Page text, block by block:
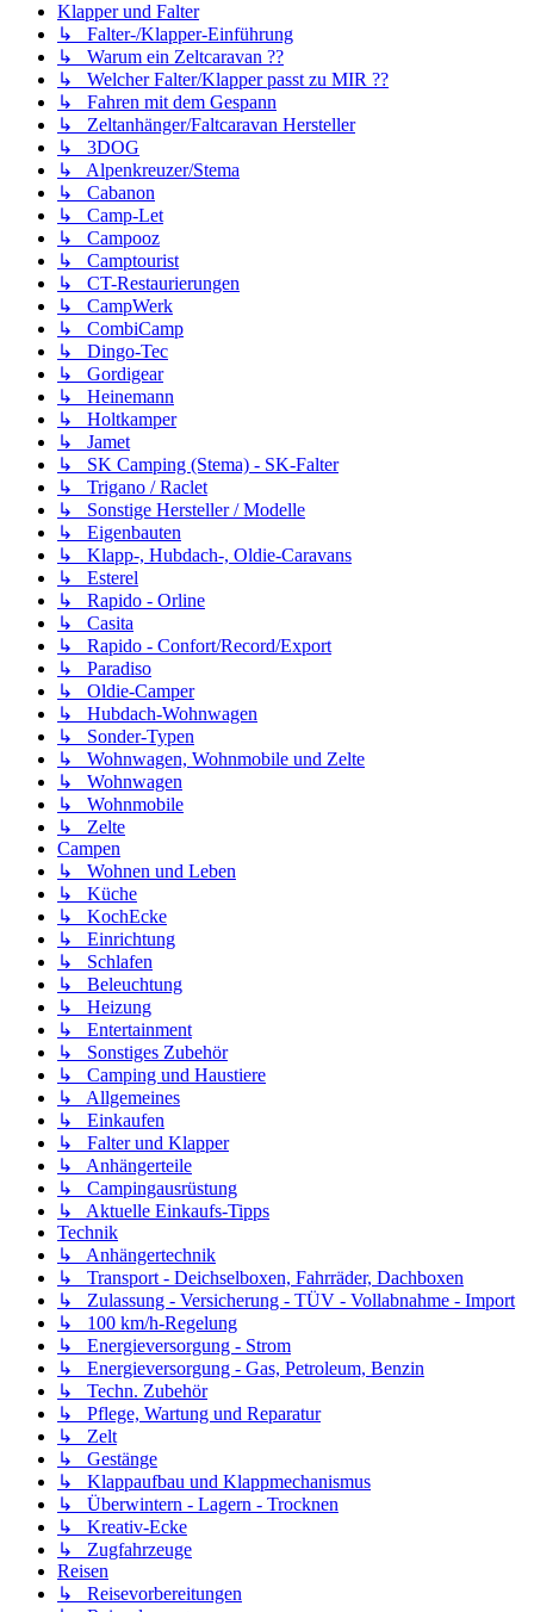
Klapper und Falter
↳ Falter-/Klapper-Einführung
↳ Warum ein Zeltcaravan ??
↳ Welcher Falter/Klapper passt zu MIR ??
↳ Fahren mit dem Gespann
↳ Zeltanhänger/Faltcaravan Hersteller
↳ 3DOG
↳ Alpenkreuzer/Stema
↳ Cabanon
↳ Camp-Let
↳ Campooz
↳ Camptourist
↳ CT-Restaurierungen
↳ CampWerk
↳ CombiCamp
↳ Dingo-Tec
↳ Gordigear
↳ Heinemann
↳ Holtkamper
↳ Jamet
↳ SK Camping (Stema) - SK-Falter
↳ Trigano / Raclet
↳ Sonstige Hersteller / Modelle
↳ Eigenbauten
↳ Klapp-, Hubdach-, Oldie-Caravans
↳ Esterel
↳ Rapido - Orline
↳ Casita
↳ Rapido - Confort/Record/Export
↳ Paradiso
↳ Oldie-Camper
↳ Hubdach-Wohnwagen
↳ Sonder-Typen
↳ Wohnwagen, Wohnmobile und Zelte
↳ Wohnwagen
↳ Wohnmobile
↳ Zelte
Campen
↳ Wohnen und Leben
↳ Küche
↳ KochEcke
↳ Einrichtung
↳ Schlafen
↳ Beleuchtung
↳ Heizung
↳ Entertainment
↳ Sonstiges Zubehör
↳ Camping und Haustiere
↳ Allgemeines
↳ Einkaufen
↳ Falter und Klapper
↳ Anhängerteile
↳ Campingausrüstung
↳ Aktuelle Einkaufs-Tipps
Technik
↳ Anhängertechnik
↳ Transport - Deichselboxen, Fahrräder, Dachboxen
↳ Zulassung - Versicherung - TÜV - Vollabnahme - Import
↳ 100 km/h-Regelung
↳ Energieversorgung - Strom
↳ Energieversorgung - Gas, Petroleum, Benzin
↳ Techn. Zubehör
↳ Pflege, Wartung und Reparatur
↳ Zelt
↳ Gestänge
↳ Klappaufbau und Klappmechanismus
↳ Überwintern - Lagern - Trocknen
↳ Kreativ-Ecke
↳ Zugfahrzeuge
Reisen
↳ Reisevorbereitungen